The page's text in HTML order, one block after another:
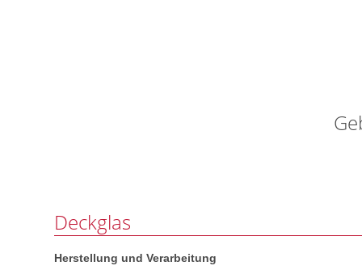
Deckglas
Herstellung und Verarbeitung